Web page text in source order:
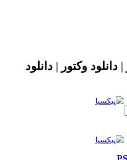
دانلود وکتور | دانلود